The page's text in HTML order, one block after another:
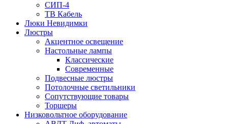
СИП-4
ТВ Кабель
Люки Невидимки
Люстры
Акцентное освещение
Настольные лампы
Классические
Современные
Подвесные люстры
Потолочные светильники
Сопутствующие товары
Торшеры
Низковольтное оборудование